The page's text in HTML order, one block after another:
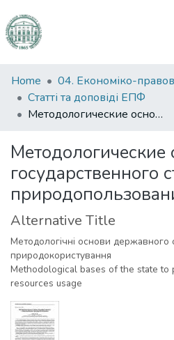
Communities
&
Collections
Statistics
Home
Статті та доповіді ЕПФ
Методологические основы государственного стимулирования природопользования
Методологические
государственного
Alternative Title
Методологічні основи державного
природокористування
Methodological bases of the state to
resources usage